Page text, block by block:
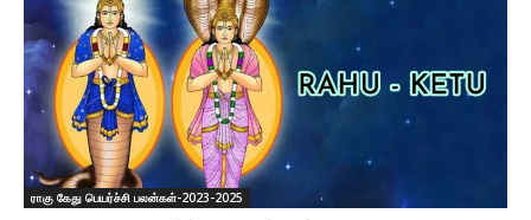
ராகு கேது பெயர்ச்சி பலன்கள்-2023-2025